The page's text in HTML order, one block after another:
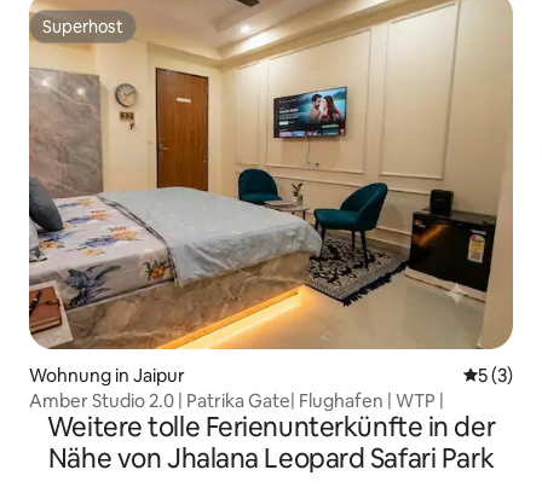
Superhost
Superhost
Wohnung in Jaipur
5 (3)
Amber Studio 2.0 | Patrika Gate| Flughafen | WTP |
Weitere tolle Ferienunterkünfte in der
Nähe von Jhalana Leopard Safari Park